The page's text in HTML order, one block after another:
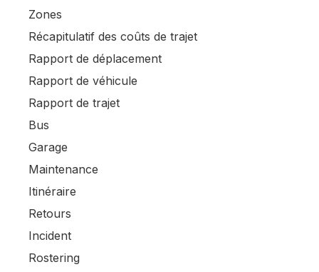
Zones
Récapitulatif des coûts de trajet
Rapport de déplacement
Rapport de véhicule
Rapport de trajet
Bus
Garage
Maintenance
Itinéraire
Retours
Incident
Rostering